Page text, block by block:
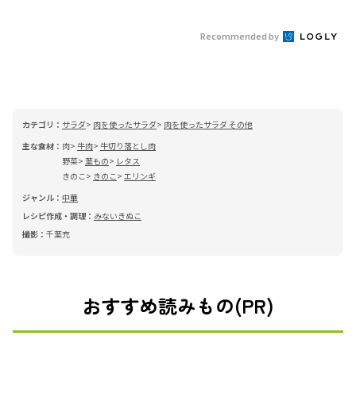
Recommended by
カテゴリ： サラダ 肉を使ったサラダ
肉を使ったサラダ その他
主な食材： 肉 牛肉 牛切り落とし肉
野菜 葉もの
レタス
きのこ
きのこ
エリンギ
ジャンル： 中華
レシピ作成・調理： みないきぬこ
撮影： 千葉充
おすすめ読みもの(PR)